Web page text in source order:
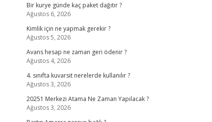
Bir kurye günde kaç paket dağıtır ?
Ağustos 6, 2026
Kimlik için ne yapmak gerekir ?
Ağustos 5, 2026
Avans hesap ne zaman geri ödenir ?
Ağustos 4, 2026
4. sınıfta kuvarsit nerelerde kullanılır ?
Ağustos 3, 2026
20251 Merkezi Atama Ne Zaman Yapılacak ?
Ağustos 3, 2026